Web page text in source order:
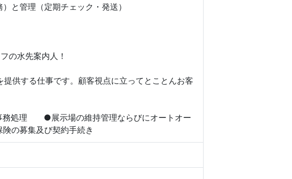
管理（定期チェック・発送）
の水先案内人！
供する仕事です。顧客視点に立ってとことんお客
処理 ●展示場の維持管理ならびにオートオー
の募集及び契約手続き